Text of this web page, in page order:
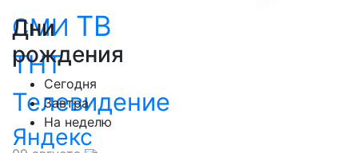
СМИ ТВ
ТНТ
Телевидение
Яндекс
Дни
рождения
Сегодня
Завтра
На неделю